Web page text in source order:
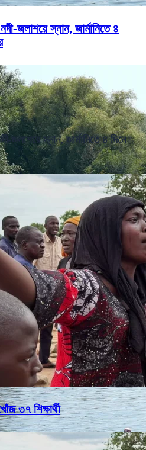
জলাশয়ে স্নান, জার্মানিতে ৪
জলাশয়ে স্নান, জার্মানিতে ৪ দিনে
৩৭ শিক্ষার্থী